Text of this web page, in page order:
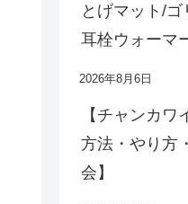
とげマット/
耳栓ウォーマ
2026年8月6日
【チャンカワ
方法・やり方
会】